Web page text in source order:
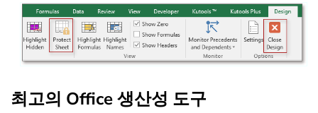
최고의 Office 생산성 도구